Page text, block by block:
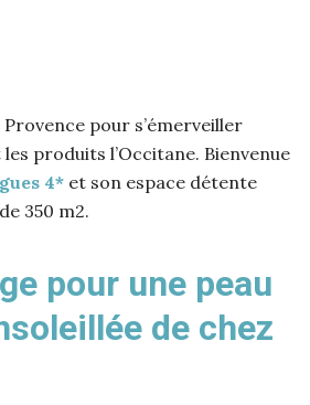
pour s’émerveiller
produits l’Occitane. Bienvenue
4* et son espace détente
350 m2.
pour une peau
de chez